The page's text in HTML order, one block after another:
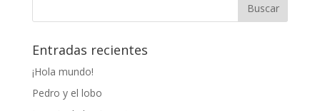
Entradas recientes
¡Hola mundo!
Pedro y el lobo